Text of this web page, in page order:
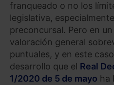
franqueado o no los
legislativa,
preconcursal. Pero en
valoración general
puntuales, y en este
desarrollo que el Real
1/2020 de 5 de mayo ha